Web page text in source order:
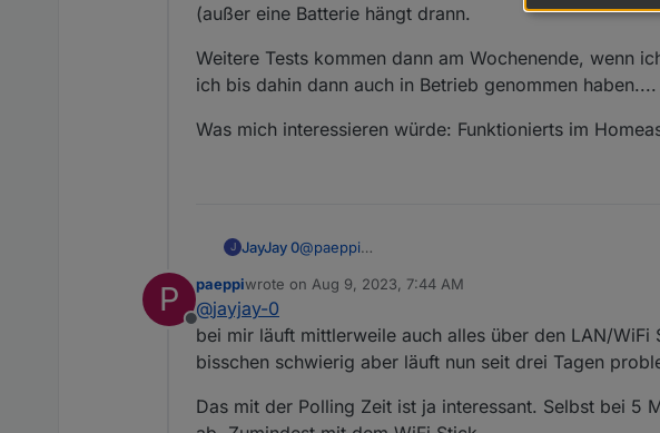
(außer eine Batterie hängt drann.
Weitere Tests kommen dann am Wochenende, wenn
ich bis dahin dann auch in Betrieb genommen haben....
Was mich interessieren würde: Funktionierts im
J JayJay 0@paeppi
also ich hab nun gestern abend den wlan/lan Stick
Die Daten kommen ganz zuverlässlich in den
Der Modbus TCP funktioniert bei meinem
wann das aber soweit ist, kann der Support aber
ich hab dann mit den Polling Zeiten gespielt. Also
P
Offline
paeppiwrote on Aug 9, 2023, 7:44 AM
last edited by
@jayjay-0
bei mir läuft mittlerweile auch alles über den LAN/
bisschen schwierig aber läuft nun seit drei Tagen
Das mit der Polling Zeit ist ja interessant. Selbst bei 5